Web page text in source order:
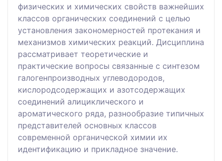
физических и химических свойств важнейших
классов органических соединений с целью
установления закономерностей протекания и
механизмов химических реакций. Дисциплина
рассматривает теоретические и
практические вопросы связанные с синтезом
галогенпроизводных углеводородов,
кислородсодержащих и азотсодержащих
соединений алициклического и
ароматического ряда, разнообразие типичных
представителей основных классов
современной органической химии их
идентификацию и прикладное значение.